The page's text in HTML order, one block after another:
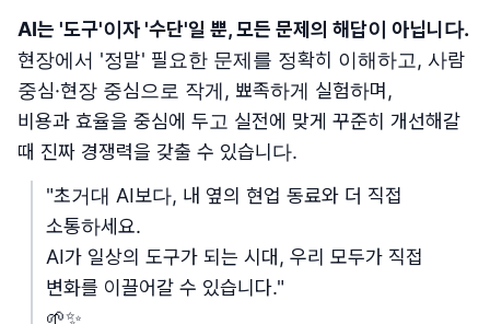
AI는 '도구'이자 '수단'일 뿐, 모든 문제의 해답이 아닙니다.
현장에서 '정말' 필요한 문제를 정확히 이해하고, 사람
중심·현장 중심으로 작게, 뾰족하게 실험하며,
비용과 효율을 중심에 두고 실전에 맞게 꾸준히 개선해갈
때 진짜 경쟁력을 갖출 수 있습니다.
"초거대 AI보다, 내 옆의 현업 동료와 더 직접
소통하세요.
AI가 일상의 도구가 되는 시대, 우리 모두가 직접
변화를 이끌어갈 수 있습니다."
🌱✨